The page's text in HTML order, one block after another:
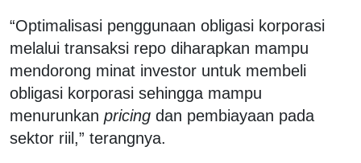
“Optimalisasi penggunaan obligasi korporasi
melalui transaksi repo diharapkan mampu
mendorong minat investor untuk membeli
obligasi korporasi sehingga mampu
menurunkan pricing dan pembiayaan pada
sektor riil,” terangnya.